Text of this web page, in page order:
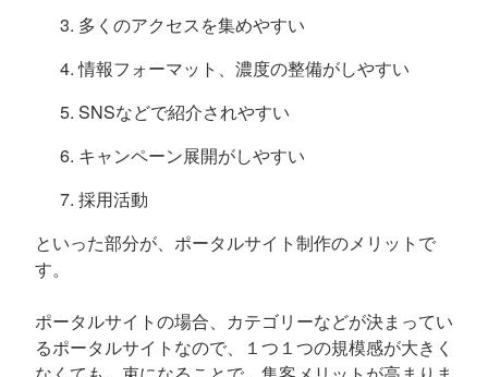
多くのアクセスを集めやすい
情報フォーマット、濃度の整備がしやすい
SNSなどで紹介されやすい
キャンペーン展開がしやすい
採用活動
といった部分が、ポータルサイト制作のメリットで
す。
ポータルサイトの場合、カテゴリーなどが決まってい
るポータルサイトなので、１つ１つの規模感が大きく